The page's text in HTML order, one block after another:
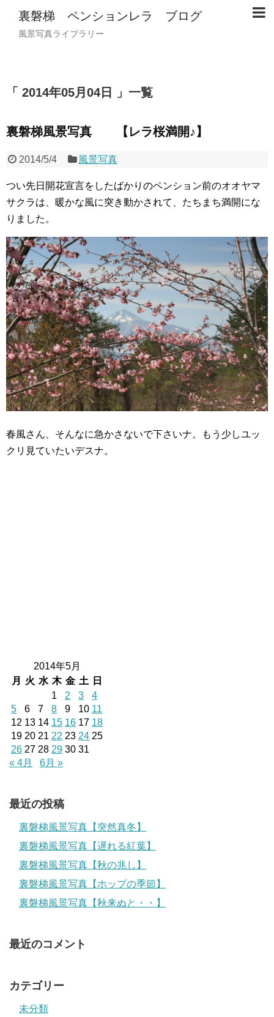
裏磐梯 ペンションレラ ブログ
風景写真ライブラリー
2014年05月04日 一覧
裏磐梯風景写真 【レラ桜満開♪】
2014/5/4 風景写真
つい先日開花宣言をしたばかりのペンション前のオオヤマ
サクラは、暖かな風に突き動かされて、たちまち満開にな
りました。
春風さん、そんなに急かさないで下さいナ。もう少しユッ
クリ見ていたいデスナ。
2014年5月
月
火 水 木 金 土 日
1
2 3
4
5
6 7 8 9 10 11
12 13 14 15 16 17 18
19 20 21 22 23 24 25
26 27 28 29 30 31
« 4月
6月 »
最近の投稿
裏磐梯風景写真【突然真冬】
裏磐梯風景写真【遅れる紅葉】
裏磐梯風景写真【秋の兆し】
裏磐梯風景写真【ホップの季節】
裏磐梯風景写真【秋来ぬと・・】
最近のコメント
カテゴリー
未分類